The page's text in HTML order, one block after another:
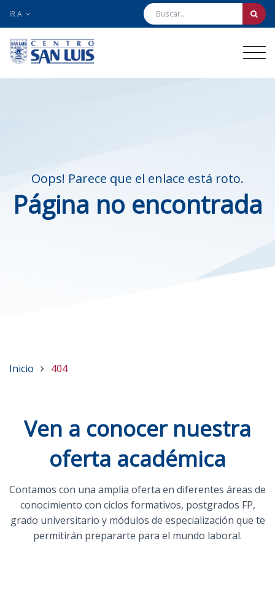
IR A
Oops! Parece que el enlace está roto.
Página no encontrada
Inicio 404
Ven a conocer nuestra
oferta académica
Contamos con una amplia oferta en diferentes áreas de
conocimiento con ciclos formativos, postgrados FP,
grado universitario y módulos de especialización que te
permitirán prepararte para el mundo laboral.